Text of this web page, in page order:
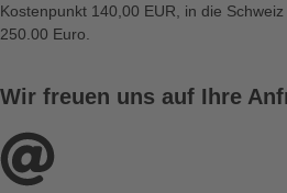
Kostenpunkt 140,00 EUR, in die
250.00 Euro.
Wir freuen uns auf Ihre